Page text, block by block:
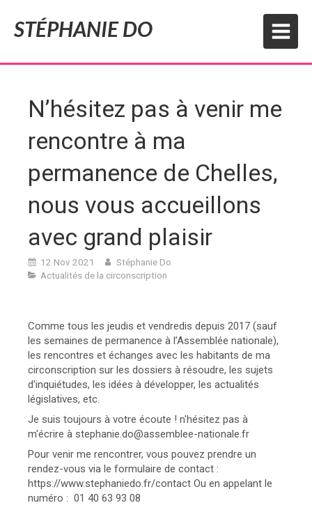
STÉPHANIE DO
N’hésitez pas à venir me
rencontre à ma
permanence de Chelles,
nous vous accueillons
avec grand plaisir
12 Nov 2021
Stéphanie Do
Actualités de la circonscription
Comme tous les jeudis et vendredis depuis 2017 (sauf
les semaines de permanence à l’Assemblée nationale),
les rencontres et échanges avec les habitants de ma
circonscription sur les dossiers à résoudre, les sujets
d'inquiétudes, les idées à développer, les actualités
législatives, etc.
Je suis toujours à votre écoute ! n'hésitez pas à
m'écrire à stephanie.do@assemblee-nationale.fr
Pour venir me rencontrer, vous pouvez prendre un
rendez-vous via le formulaire de contact :
https://www.stephaniedo.fr/contact Ou en appelant le
numéro : 01 40 63 93 08